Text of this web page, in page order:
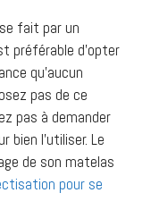
se fait par un
préférable d’opter
qu’aucun
pas de ce
pas à demander
bien l’utiliser. Le
de son matelas
pour se